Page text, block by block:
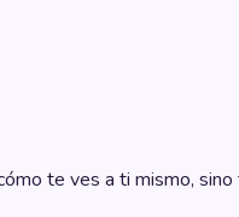
te ves a ti mismo,